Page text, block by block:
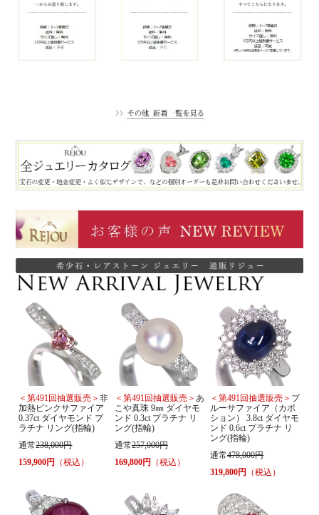
＜第491回抽選販売＞非
加熱ピンクサファイア
0.37ct ダイヤモンド プ
ラチナ リング(指輪)
通常238,000円
159,900円
（税込）
＜第491回抽選販売＞ あ
こや真珠 9㎜ ダイヤモ
ンド 0.3ct プラチナ リ
ング(指輪)
通常257,000円
169,800円
（税込）
＜第491回抽選販売＞ ブ
ルーサファイア（カボ
ション） 3.8ct ダイヤモ
ンド 0.6ct プラチナ リ
ング(指輪)
通常478,000円
319,800円
（税込）